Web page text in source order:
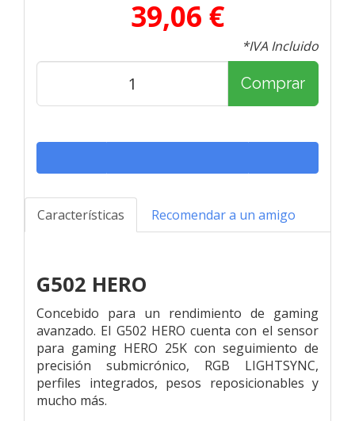
39,06 €
*IVA Incluido
Comprar
Características Recomendar a un amigo
G502 HERO
Concebido para un rendimiento de gaming
avanzado. El G502 HERO cuenta con el sensor
para gaming HERO 25K con seguimiento de
precisión submicrónico, RGB LIGHTSYNC,
perfiles integrados, pesos reposicionables y
mucho más.